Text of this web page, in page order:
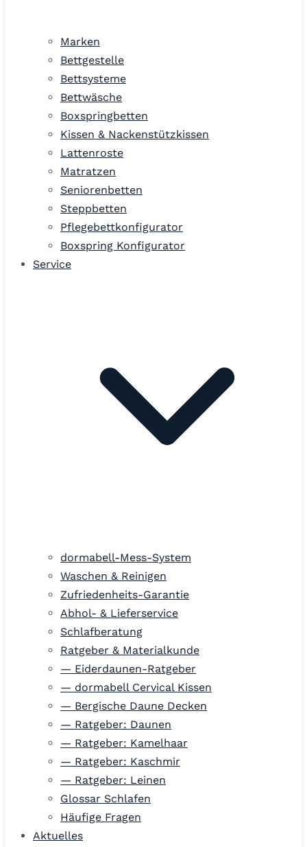
Marken
Bettgestelle
Bettsysteme
Bettwäsche
Boxspringbetten
Kissen & Nackenstützkissen
Lattenroste
Matratzen
Seniorenbetten
Steppbetten
Pflegebettkonfigurator
Boxspring Konfigurator
Service
dormabell-Mess-System
Waschen & Reinigen
Zufriedenheits-Garantie
Abhol- & Lieferservice
Schlafberatung
Ratgeber & Materialkunde
— Eiderdaunen-Ratgeber
— dormabell Cervical Kissen
— Bergische Daune Decken
— Ratgeber: Daunen
— Ratgeber: Kamelhaar
— Ratgeber: Kaschmir
— Ratgeber: Leinen
Glossar Schlafen
Häufige Fragen
Aktuelles